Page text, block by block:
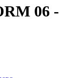
06 -